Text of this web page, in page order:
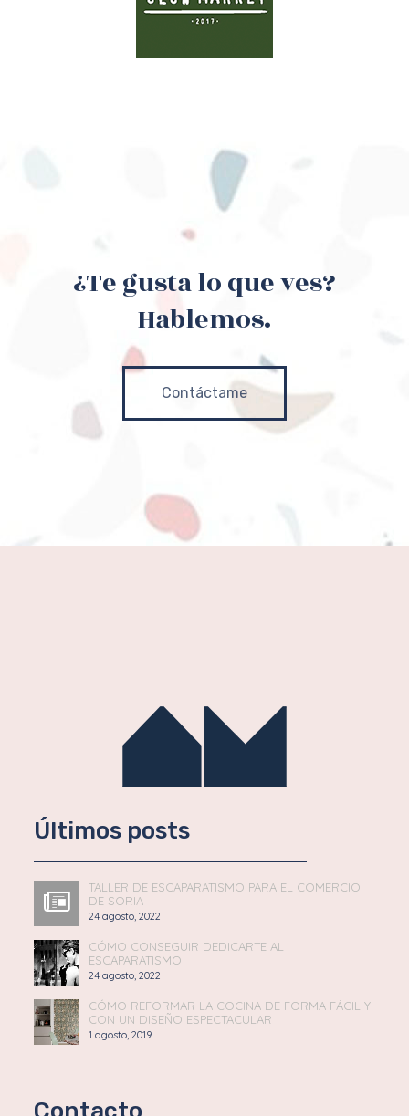
¿Te gusta lo que ves?
Hablemos.
Contáctame
Últimos posts
TALLER DE ESCAPARATISMO PARA EL COMERCIO
DE SORIA
24 agosto, 2022
CÓMO CONSEGUIR DEDICARTE AL
ESCAPARATISMO
24 agosto, 2022
CÓMO REFORMAR LA COCINA DE FORMA FÁCIL Y
CON UN DISEÑO ESPECTACULAR
1 agosto, 2019